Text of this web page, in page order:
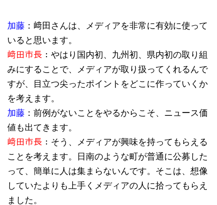
加藤 ：﨑田さんは、メディアを非常に有効に使って
いると思います。
﨑田市長 ：やはり国内初、九州初、県内初の取り組
みにすることで、メディアが取り扱ってくれるんで
すが、目立つ尖ったポイントをどこに作っていくか
を考えます。
加藤 ：前例がないことをやるからこそ、ニュース価
値も出てきます。
﨑田市長 ：そう、メディアが興味を持ってもらえる
ことを考えます。日南のような町が普通に公募した
って、簡単に人は集まらないんです。そこは、想像
していたよりも上手くメディアの人に拾ってもらえ
ました。